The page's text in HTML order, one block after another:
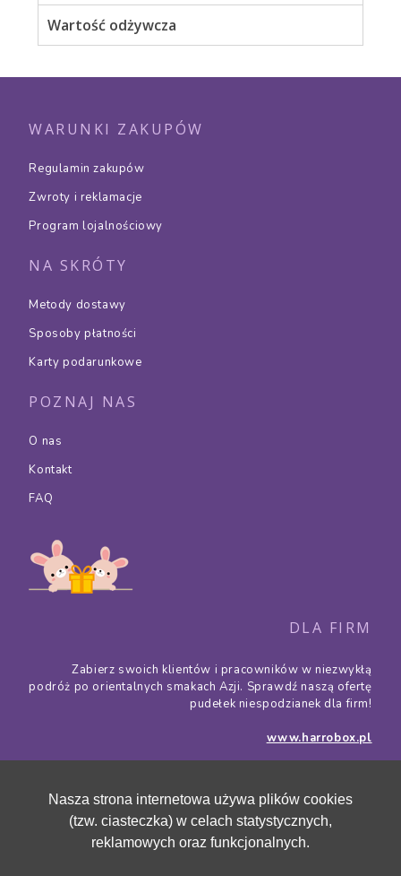
Wartość odżywcza
WARUNKI ZAKUPÓW
Regulamin zakupów
Zwroty i reklamacje
Program lojalnościowy
NA SKRÓTY
Metody dostawy
Sposoby płatności
Karty podarunkowe
POZNAJ NAS
O nas
Kontakt
FAQ
DLA FIRM
Zabierz swoich klientów i pracowników w niezwykłą
podróż po orientalnych smakach Azji. Sprawdź naszą ofertę
pudełek niespodzianek dla firm!
www.harrobox.pl
Nasza strona internetowa używa plików cookies
(tzw. ciasteczka) w celach statystycznych,
reklamowych oraz funkcjonalnych.